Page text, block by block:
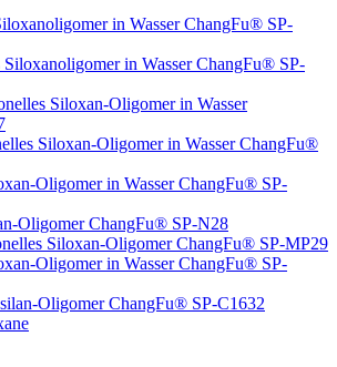
in Wasser ChangFu® SP-
in Wasser ChangFu® SP-
Siloxan-Oligomer in Wasser
Siloxan-Oligomer in Wasser ChangFu®
Oligomer in Wasser ChangFu® SP-
Oligomer ChangFu® SP-N28
Siloxan-Oligomer ChangFu® SP-MP29
Oligomer in Wasser ChangFu® SP-
Oligomer ChangFu® SP-C1632